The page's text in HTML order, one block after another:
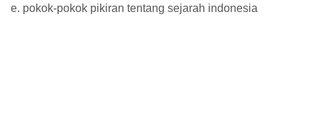
e. pokok-pokok pikiran tentang sejarah indonesia